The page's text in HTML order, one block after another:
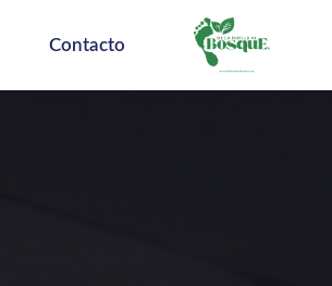
Contacto